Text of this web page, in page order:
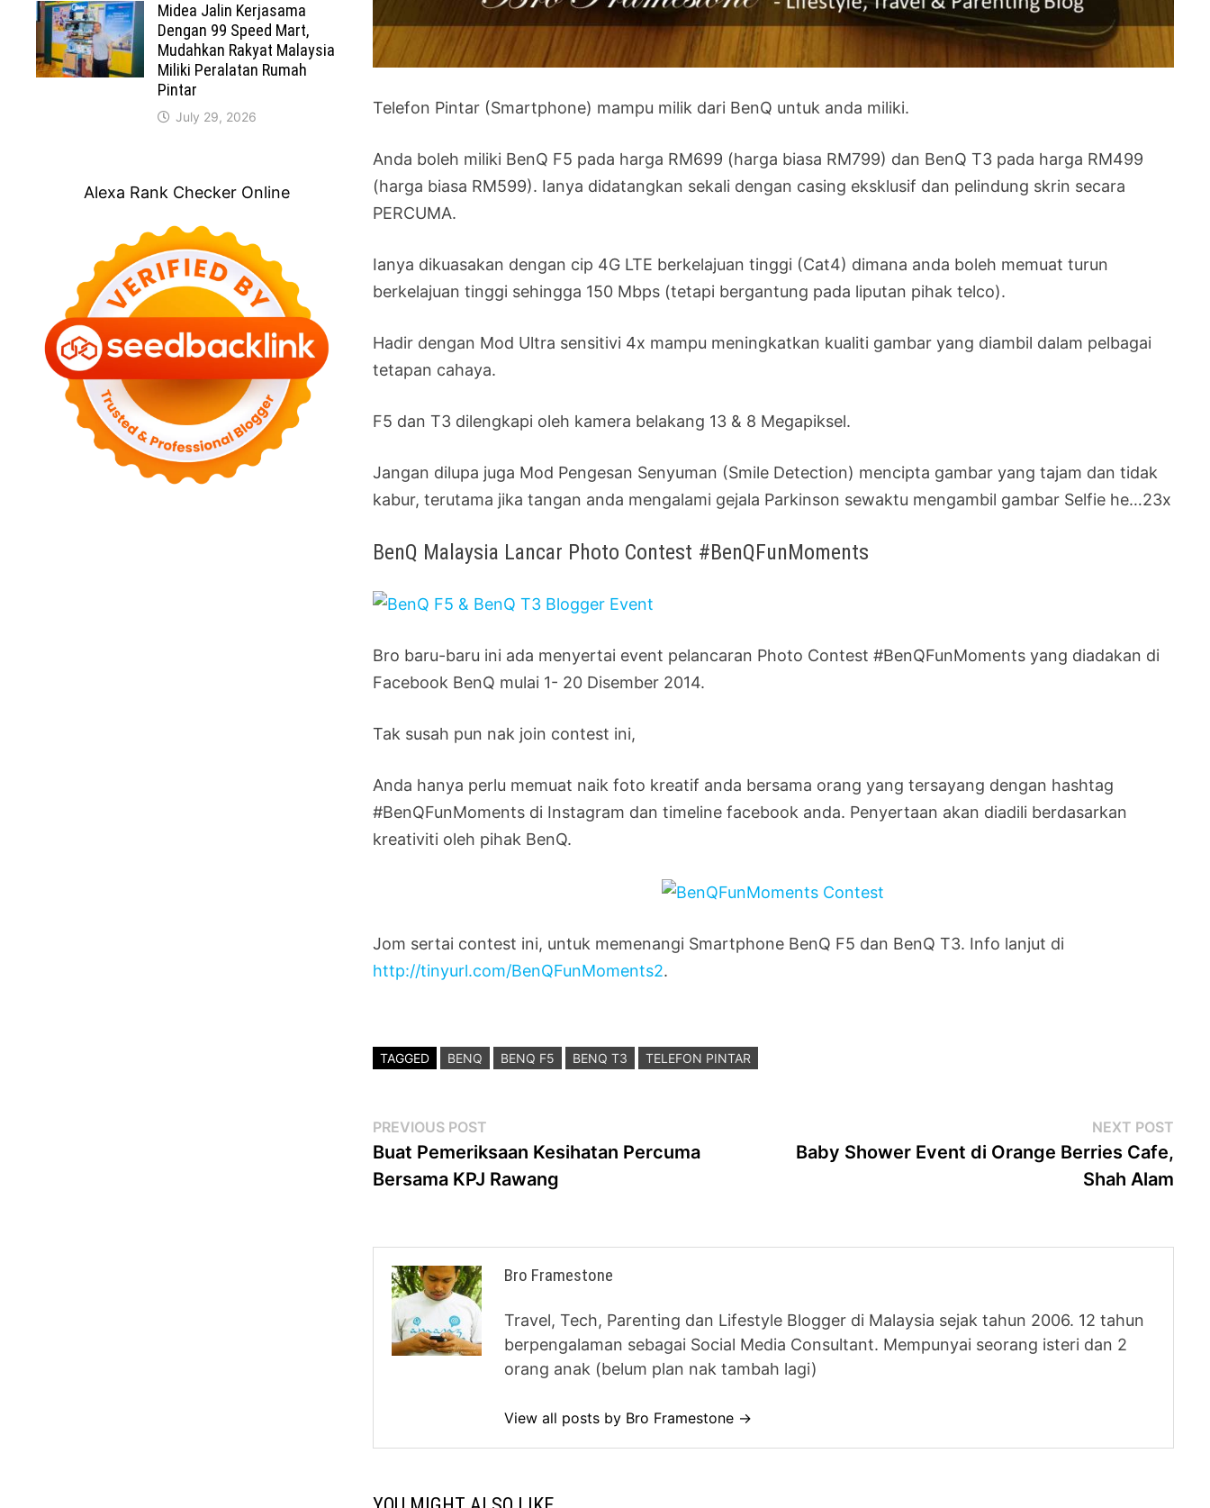
Telefon Pintar (Smartphone) mampu milik dari BenQ untuk anda miliki.
Anda boleh miliki BenQ F5 pada harga RM699 (harga biasa RM799) dan BenQ T3 pada harga RM499
(harga biasa RM599). Ianya didatangkan sekali dengan casing eksklusif dan pelindung skrin secara
PERCUMA.
Ianya dikuasakan dengan cip 4G LTE berkelajuan tinggi (Cat4) dimana anda boleh memuat turun
berkelajuan tinggi sehingga 150 Mbps (tetapi bergantung pada liputan pihak telco).
Hadir dengan Mod Ultra sensitivi 4x mampu meningkatkan kualiti gambar yang diambil dalam pelbagai
tetapan cahaya.
F5 dan T3 dilengkapi oleh kamera belakang 13 & 8 Megapiksel.
Jangan dilupa juga Mod Pengesan Senyuman (Smile Detection) mencipta gambar yang tajam dan tidak
kabur, terutama jika tangan anda mengalami gejala Parkinson sewaktu mengambil gambar Selfie he…23x
BenQ Malaysia Lancar Photo Contest #BenQFunMoments
Bro baru-baru ini ada menyertai event pelancaran Photo Contest #BenQFunMoments yang diadakan di
Facebook BenQ mulai 1- 20 Disember 2014.
Tak susah pun nak join contest ini,
Anda hanya perlu memuat naik foto kreatif anda bersama orang yang tersayang dengan hashtag
#BenQFunMoments di Instagram dan timeline facebook anda. Penyertaan akan diadili berdasarkan
kreativiti oleh pihak BenQ.
Jom sertai contest ini, untuk memenangi Smartphone BenQ F5 dan BenQ T3. Info lanjut di
http://tinyurl.com/BenQFunMoments2.
TAGGED BENQ BENQ F5 BENQ T3 TELEFON PINTAR
Post
navigation
PREVIOUS POST
post:
Buat Pemeriksaan Kesihatan Percuma
Bersama KPJ Rawang
NEXT POSTNext
Baby Shower Event di Orange Berries Cafe,
Shah Alam
Bro Framestone
Travel, Tech, Parenting dan Lifestyle Blogger di Malaysia sejak tahun 2006. 12 tahun
berpengalaman sebagai Social Media Consultant. Mempunyai seorang isteri dan 2
orang anak (belum plan nak tambah lagi)
View all posts by Bro Framestone →
Midea Jalin Kerjasama
Dengan 99 Speed Mart,
Mudahkan Rakyat Malaysia
Miliki Peralatan Rumah
Pintar
July 29, 2026
Alexa Rank Checker Online